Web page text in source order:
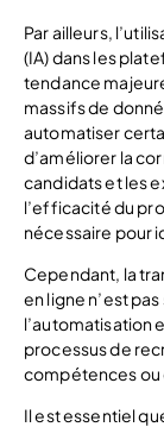
Par ailleurs,
(IA) dans les
tendance
massifs de
automatiser
d’améliorer la
candidats et les
l’efficacité du
nécessaire pour
Cependant, la
en ligne n’est
l’automatisation
processus de
compétences ou
Il est essentiel